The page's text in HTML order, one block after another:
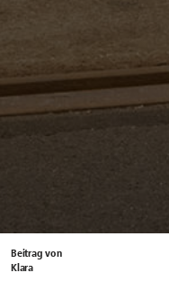
Beitrag von
Klara